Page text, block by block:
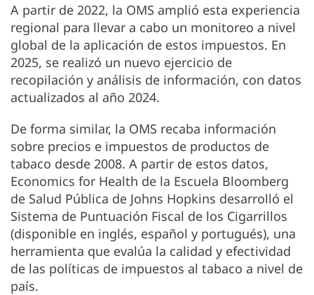
A partir de 2022, la OMS amplió esta experiencia
regional para llevar a cabo un monitoreo a nivel
global de la aplicación de estos impuestos. En
2025, se realizó un nuevo ejercicio de
recopilación y análisis de información, con datos
actualizados al año 2024.
De forma similar, la OMS recaba información
sobre precios e impuestos de productos de
tabaco desde 2008. A partir de estos datos,
Economics for Health de la Escuela Bloomberg
de Salud Pública de Johns Hopkins desarrolló el
Sistema de Puntuación Fiscal de los Cigarrillos
(disponible en inglés, español y portugués), una
herramienta que evalúa la calidad y efectividad
de las políticas de impuestos al tabaco a nivel de
país.